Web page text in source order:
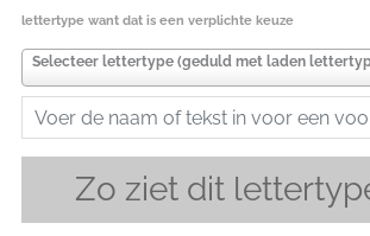
lettertype want dat is een verplichte keuze
Selecteer lettertype (geduld met laden
Zo ziet dit